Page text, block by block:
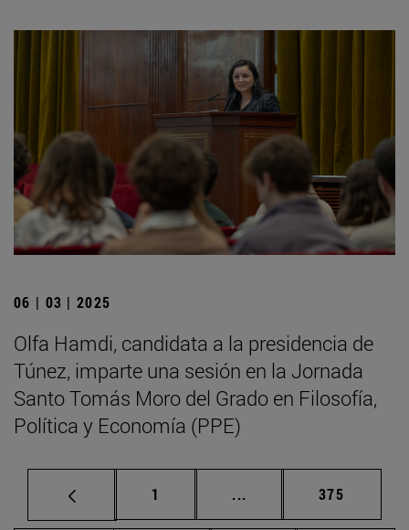
06 | 03 | 2025
Olfa Hamdi, candidata a la presidencia de
Túnez, imparte una sesión en la Jornada
Santo Tomás Moro del Grado en Filosofía,
Política y Economía (PPE)
Página
1 ... Páginas intermedias
Página
375